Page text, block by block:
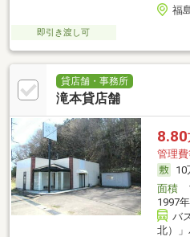
福
即引き渡し可
貸店舗・事務所
滝本貸店舗
8.80
管理
10
面積
1997
バ
北）